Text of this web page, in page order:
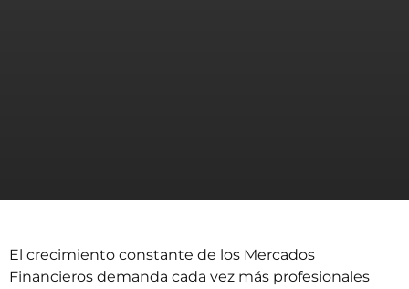
El crecimiento constante de los Mercados
Financieros demanda cada vez más profesionales